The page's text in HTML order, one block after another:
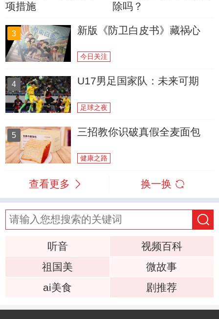
项措施
除吗？
3 新版《防卫白皮书》藏祸心
今日关注
4 U17男足国家队：未来可期
足球之夜
5 三招教你识破真假全麦面包
健康之路
查看更多 换一换
听音
视频百科
祖国美
微故事
ai美食
剧推荐